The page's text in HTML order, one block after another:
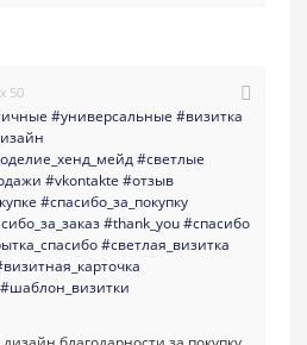
50
#универсальные #визитка
#светлые
#vkontakte #отзыв
#спасибо_за_покупку
#thank_you#спасибо
#светлая_визитка
#шаблон_визитки